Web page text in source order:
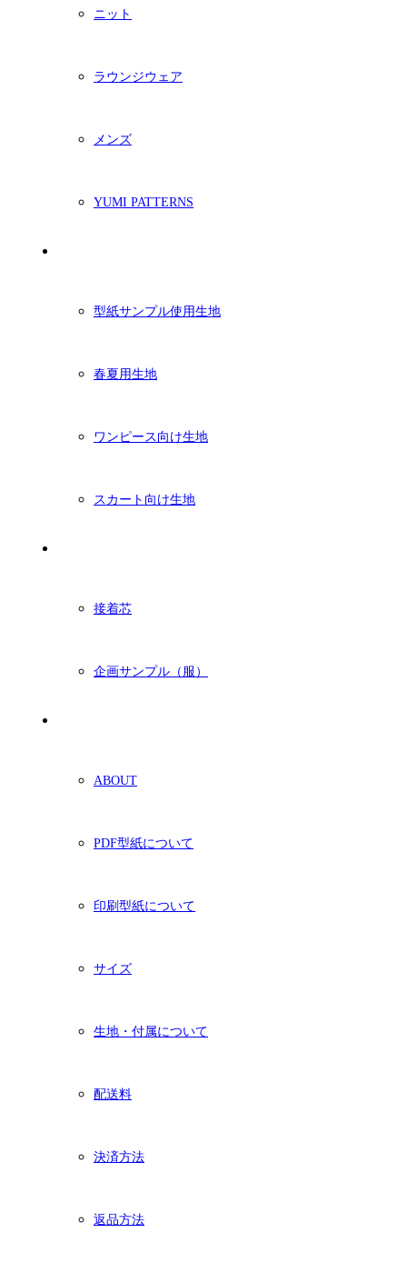
ニット
ラウンジウェア
メンズ
YUMI PATTERNS
型紙サンプル使用生地
春夏用生地
ワンピース向け生地
スカート向け生地
接着芯
企画サンプル（服）
ABOUT
PDF型紙について
印刷型紙について
サイズ
生地・付属について
配送料
決済方法
返品方法